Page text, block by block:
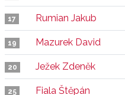
17 Rumian Jakub
19 Mazurek David
20 Ježek Zdeněk
25 Fiala Štěpán